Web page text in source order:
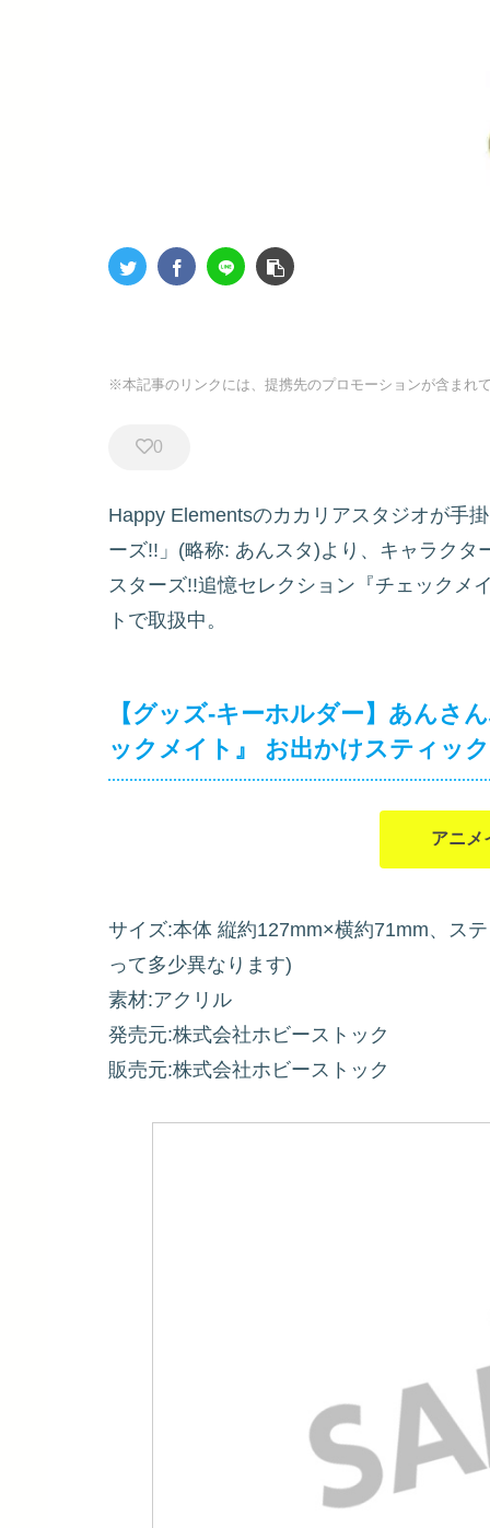
※本記事のリンクには、提携先のプロモーションが含まれ
0
Happy Elementsのカカリアスタジオが手
ーズ!!」(略称: あんスタ)より、キャラク
スターズ!!追憶セレクション『チェックメ
トで取扱中。
【グッズ-キーホルダー】あんさ
ックメイト』 お出かけスティッ
アニメ
サイズ:本体 縦約127mm×横約71mm、ス
って多少異なります)
素材:アクリル
発売元:株式会社ホビーストック
販売元:株式会社ホビーストック